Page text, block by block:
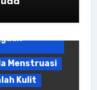
Menstruasi
Kulit